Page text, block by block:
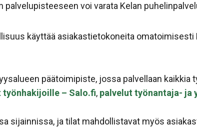
palvelupisteeseen voi varata Kelan
käyttää asiakastietokoneita omatoimisesti
päätoimipiste, jossa palvellaan kaikkia
työnhakijoille – Salo.fi, palvelut työnantaja- ja
sijainnissa, ja tilat mahdollistavat myös